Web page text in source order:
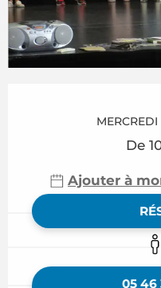
MERCREDI
De
Ajouter à
05 46